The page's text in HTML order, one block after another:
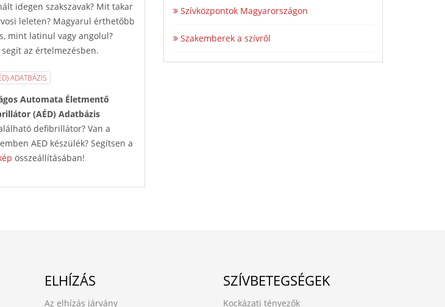
idegen szakszavak? Mit takar
leleten? Magyarul érthetőbb
mint latinul vagy angolul?
segít az értelmezésben.
ADATBÁZIS
Automata Életmentő
(AÉD) Adatbázis
defibrillátor? Van a
AED készülék? Segítsen a
összeállításában!
Szívközpontok Magyarországon
Szakemberek a szívről
ELHÍZÁS
Az elhízás járvány
SZÍVBETEGSÉGEK
Kockázati tényezők